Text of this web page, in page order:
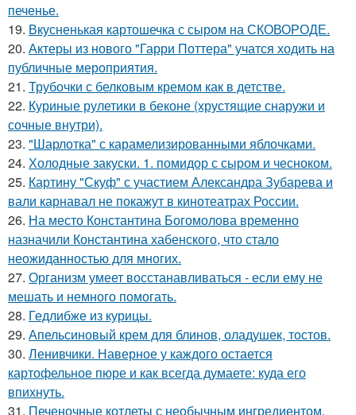
печенье.
19. Вкусненькая картошечка с сыром на СКОВОРОДЕ.
20. Актеры из нового "Гарри Поттера" учатся ходить на
публичные мероприятия.
21. Трубочки с белковым кремом как в детстве.
22. Куриные рулетики в беконе (хрустящие снаружи и
сочные внутри).
23. "Шарлотка" с карамелизированными яблочками.
24. Холодные закуски. 1. помидор с сыром и чесноком.
25. Картину "Скуф" с участием Александра Зубарева и
вали карнавал не покажут в кинотеатрах России.
26. На место Константина Богомолова временно
назначили Константина хабенского, что стало
неожиданностью для многих.
27. Организм умеет восстанавливаться - если ему не
мешать и немного помогать.
28. Гедлибже из курицы.
29. Апельсиновый крем для блинов, оладушек, тостов.
30. Ленивчики. Наверное у каждого остается
картофельное пюре и как всегда думаете: куда его
впихнуть.
31. Печеночные котлеты с необычным ингредиентом.